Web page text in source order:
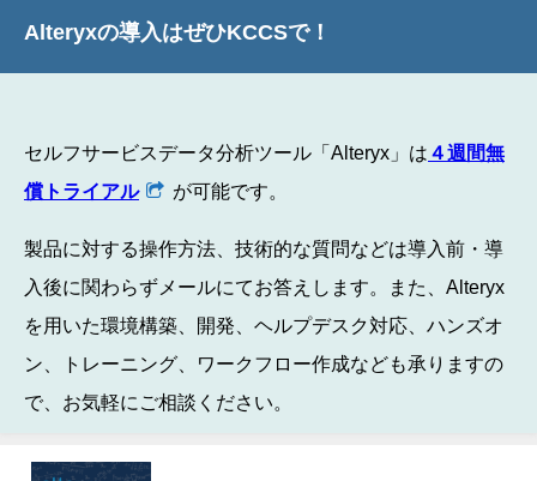
Alteryxの導入はぜひKCCSで！
セルフサービスデータ分析ツール「Alteryx」は ４週間無
償トライアル
が可能です。
製品に対する操作方法、技術的な質問などは導入前・導
入後に関わらずメールにてお答えします。また、Alteryx
を用いた環境構築、開発、ヘルプデスク対応、ハンズオ
ン、トレーニング、ワークフロー作成なども承りますの
で、お気軽にご相談ください。